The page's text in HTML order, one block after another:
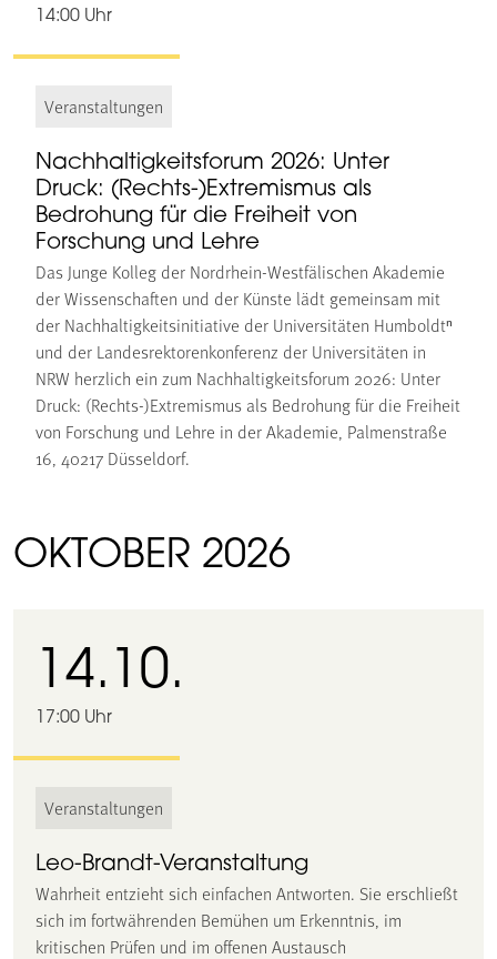
14:00 Uhr
Veranstaltungen
Nachhaltigkeitsforum 2026: Unter
Druck: (Rechts-)Extremismus als
Bedrohung für die Freiheit von
Forschung und Lehre
Das Junge Kolleg der Nordrhein-Westfälischen Akademie
der Wissenschaften und der Künste lädt gemeinsam mit
der Nachhaltigkeitsinitiative der Universitäten Humboldtⁿ
und der Landesrektorenkonferenz der Universitäten in
NRW herzlich ein zum Nachhaltigkeitsforum 2026: Unter
Druck: (Rechts-)Extremismus als Bedrohung für die Freiheit
von Forschung und Lehre in der Akademie, Palmenstraße
16, 40217 Düsseldorf.
OKTOBER 2026
14.10.
17:00 Uhr
Veranstaltungen
Leo-Brandt-Veranstaltung
Wahrheit entzieht sich einfachen Antworten. Sie erschließt
sich im fortwährenden Bemühen um Erkenntnis, im
kritischen Prüfen und im offenen Austausch